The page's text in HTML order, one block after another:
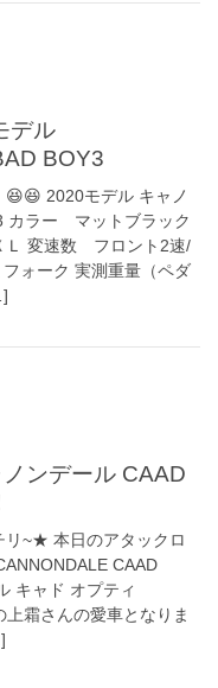
BOY3
2020モデル キャノ
カラー マットブラック
変速数 フロント2速/
ォーク 実測重量（ペダ
リ~★ 本日のアタックロ
CAAD
キャド オプティ
霜さんの愛車となりま